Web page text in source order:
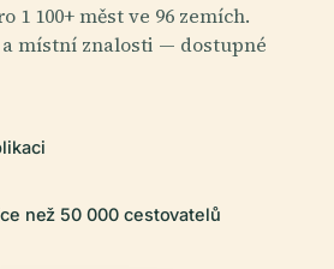
1 100+ měst ve 96 zemích.
místní znalosti — dostupné
než 50 000 cestovatelů